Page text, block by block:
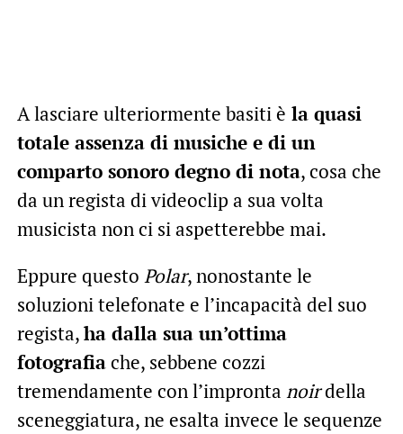
A lasciare ulteriormente basiti è la quasi
totale assenza di musiche e di un
comparto sonoro degno di nota, cosa che
da un regista di videoclip a sua volta
musicista non ci si aspetterebbe mai.
Eppure questo Polar, nonostante le
soluzioni telefonate e l’incapacità del suo
regista,ha dalla sua un’ottima
fotografiache, sebbene cozzi
tremendamente con l’impronta noirdella
sceneggiatura, ne esalta invece le sequenze